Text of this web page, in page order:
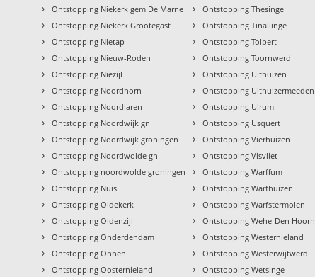
› Ontstopping Niekerk gem De Marne
› Ontstopping Niekerk Grootegast
› Ontstopping Nietap
› Ontstopping Nieuw-Roden
› Ontstopping Niezijl
› Ontstopping Noordhorn
› Ontstopping Noordlaren
› Ontstopping Noordwijk gn
› Ontstopping Noordwijk groningen
› Ontstopping Noordwolde gn
› Ontstopping noordwolde groningen
› Ontstopping Nuis
› Ontstopping Oldekerk
› Ontstopping Oldenzijl
› Ontstopping Onderdendam
› Ontstopping Onnen
› Ontstopping Oosternieland
› Ontstopping Thesinge
› Ontstopping Tinallinge
› Ontstopping Tolbert
› Ontstopping Toornwerd
› Ontstopping Uithuizen
› Ontstopping Uithuizermeeden
› Ontstopping Ulrum
› Ontstopping Usquert
› Ontstopping Vierhuizen
› Ontstopping Visvliet
› Ontstopping Warffum
› Ontstopping Warfhuizen
› Ontstopping Warfstermolen
› Ontstopping Wehe-Den Hoorn
› Ontstopping Westernieland
› Ontstopping Westerwijtwerd
› Ontstopping Wetsinge